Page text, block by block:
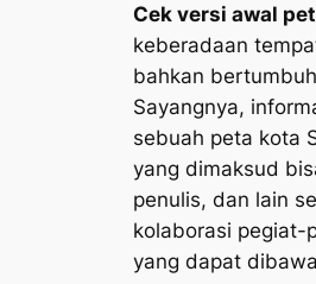
Cek versi awal
keberadaan
bahkan
Sayangnya,
sebuah peta kota
yang dimaksud
penulis, dan lain
kolaborasi pegiat-
yang dapat